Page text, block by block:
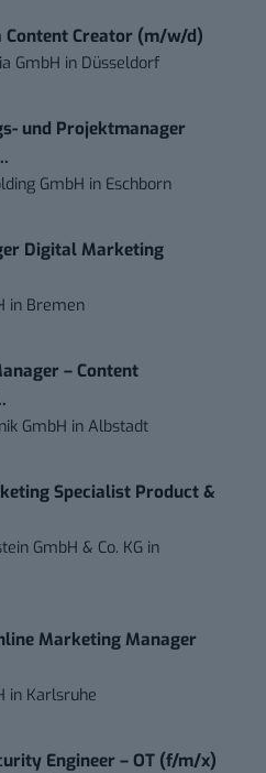
Content Creator (m/w/d)
GmbH in Düsseldorf
und Projektmanager
GmbH in Eschborn
Digital Marketing
in Bremen
– Content
GmbH inAlbstadt
Specialist Product &
GmbH & Co. KG in
Marketing Manager
in Karlsruhe
Engineer – OT (f/m/x)